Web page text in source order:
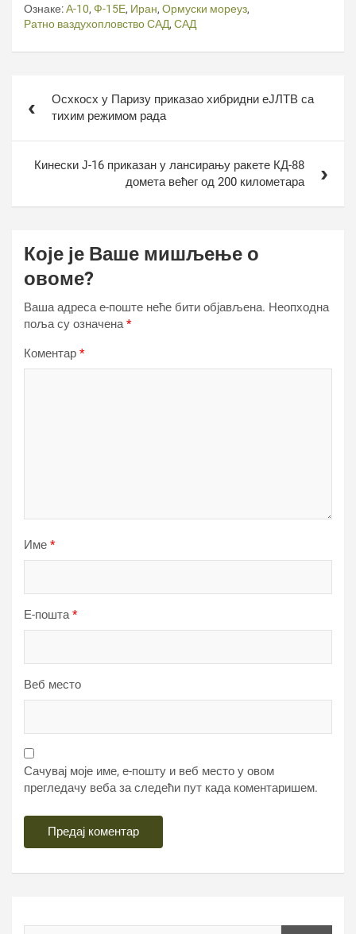
Ознаке:А-10, Ф-15Е, Иран, Ормуски мореуз,
Ратно ваздухопловство САД, САД
чланкаОсхкосх у Паризу приказао хибридни еЈЛТВ са
тихим режимом рада
Кинески Ј-16 приказан у лансирању ракете КД-88
домета већег од 200 километара
Које је Ваше мишљење о
овоме?
Ваша адреса е-поште неће бити објављена. Неопходна
поља су означена*
Коментар *
Име *
Е-пошта*
Веб место
Сачувај моје име, е-пошту и веб место у овом
прегледачу веба за следећи пут када коментаришем.